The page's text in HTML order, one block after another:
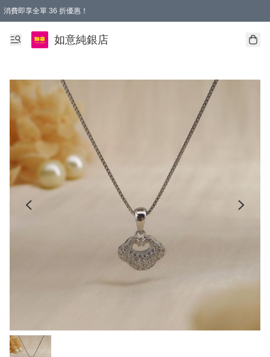
消費即享全單 36 折優惠！
購物满$50，全國包郵。Free shopping on orders over $50.
如意純銀店